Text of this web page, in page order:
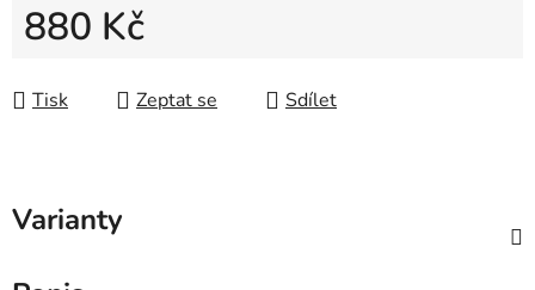
880 Kč
Tisk
Zeptat se Sdílet
Varianty